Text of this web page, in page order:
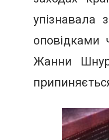
упізнавала
оповідками
Жанни